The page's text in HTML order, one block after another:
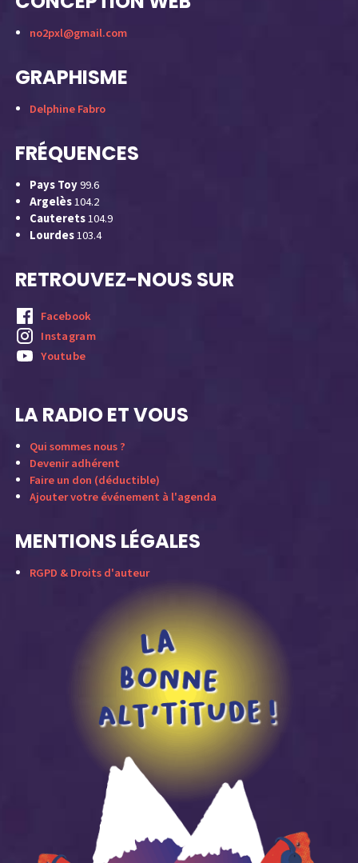
no2pxl@gmail.com
GRAPHISME
Delphine Fabro
FRÉQUENCES
Pays Toy99.6
Argelès104.2
Cauterets104.9
Lourdes103.4
RETROUVEZ-NOUS SUR
Facebook
Instagram
Youtube
LA RADIO ET VOUS
Qui sommes nous ?
Devenir adhérent
Faire un don (déductible)
Ajouter votre événement à l'agenda
MENTIONS LÉGALES
RGPD & Droits d'auteur